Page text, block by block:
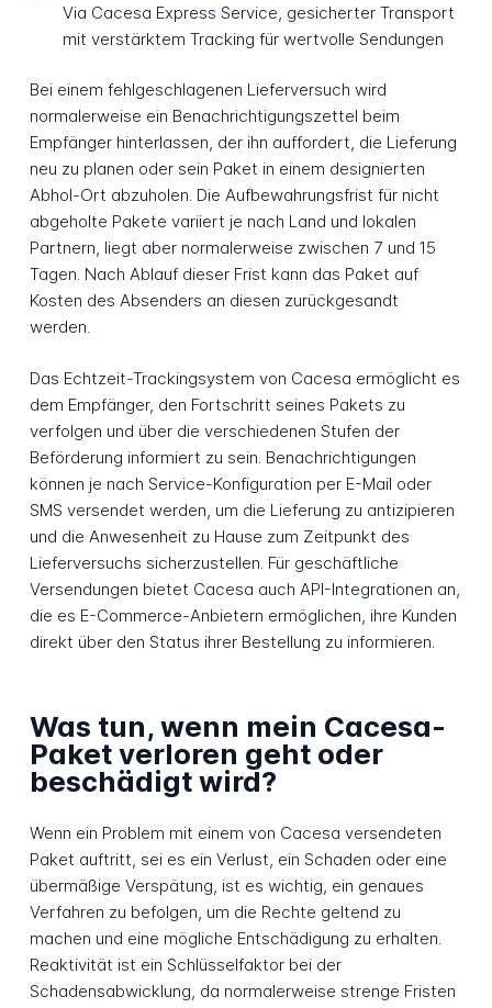
Via Cacesa Express Service, gesicherter Transport
mit verstärktem Tracking für wertvolle Sendungen
Bei einem fehlgeschlagenen Lieferversuch wird
normalerweise ein Benachrichtigungszettel beim
Empfänger hinterlassen, der ihn auffordert, die Lieferung
neu zu planen oder sein Paket in einem designierten
Abhol-Ort abzuholen. Die Aufbewahrungsfrist für nicht
abgeholte Pakete variiert je nach Land und lokalen
Partnern, liegt aber normalerweise zwischen 7 und 15
Tagen. Nach Ablauf dieser Frist kann das Paket auf
Kosten des Absenders an diesen zurückgesandt
werden.
Das Echtzeit-Trackingsystem von Cacesa ermöglicht es
dem Empfänger, den Fortschritt seines Pakets zu
verfolgen und über die verschiedenen Stufen der
Beförderung informiert zu sein. Benachrichtigungen
können je nach Service-Konfiguration per E-Mail oder
SMS versendet werden, um die Lieferung zu antizipieren
und die Anwesenheit zu Hause zum Zeitpunkt des
Lieferversuchs sicherzustellen. Für geschäftliche
Versendungen bietet Cacesa auch API-Integrationen an,
die es E-Commerce-Anbietern ermöglichen, ihre Kunden
direkt über den Status ihrer Bestellung zu informieren.
Was tun, wenn mein Cacesa-
Paket verloren geht oder
beschädigt wird?
Wenn ein Problem mit einem von Cacesa versendeten
Paket auftritt, sei es ein Verlust, ein Schaden oder eine
übermäßige Verspätung, ist es wichtig, ein genaues
Verfahren zu befolgen, um die Rechte geltend zu
machen und eine mögliche Entschädigung zu erhalten.
Reaktivität ist ein Schlüsselfaktor bei der
Schadensabwicklung, da normalerweise strenge Fristen